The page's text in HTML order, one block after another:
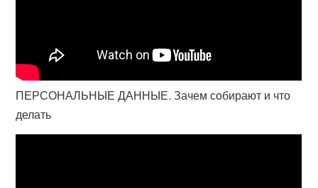
ПЕРСОНАЛЬНЫЕ ДАННЫЕ. Зачем собирают и что
делать